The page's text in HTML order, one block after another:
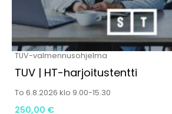
TUV-valmennusohjelma
TUV | HT-harjoitustentti
To 6.8.2026 klo 9.00-15.30
250,00 €